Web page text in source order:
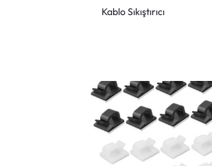
Kablo Sıkıştırıcı